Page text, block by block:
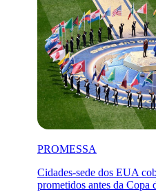
PROMESSA
Cidades-sede dos EUA
prometidos antes da Copa